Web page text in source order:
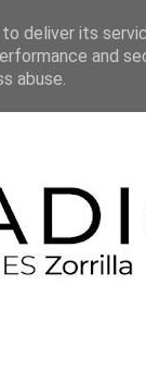
deliver its
and
abuse.